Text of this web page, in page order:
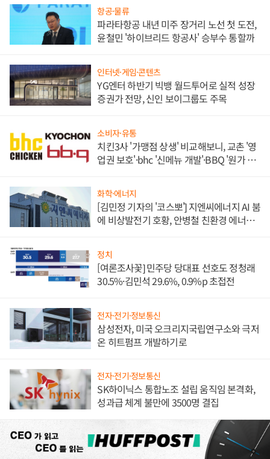
항공·물류
파라타항공 내년 미주 장거리 노선 첫 도전,
윤철민 '하이브리드 항공사' 승부수 통할까
인터넷·게임·콘텐츠
YG엔터 하반기 빅뱅 월드투어로 실적 성장
증권가 전망, 신인 보이그룹도 주목
소비자·유통
치킨3사 '가맹점 상생' 비교해보니, 교촌 '영
업권 보호'·bhc '신메뉴 개발'·BBQ '원가 부
화학·에너지
[김민정 기자의 '코스뽀'] 지엔씨에너지 AI 붐
에 비상발전기 호황, 안병철 친환경 에너지
정치
[여론조사꽃] 민주당 당대표 선호도 정청래
30.5%·김민석 29.6%, 0.9%p 초접전
전자·전기·정보통신
삼성전자, 미국 오크리지국립연구소와 극저
온 히트펌프 개발하기로
전자·전기·정보통신
SK하이닉스 통합노조 설립 움직임 본격화,
성과급 체계 불만에 3500명 결집